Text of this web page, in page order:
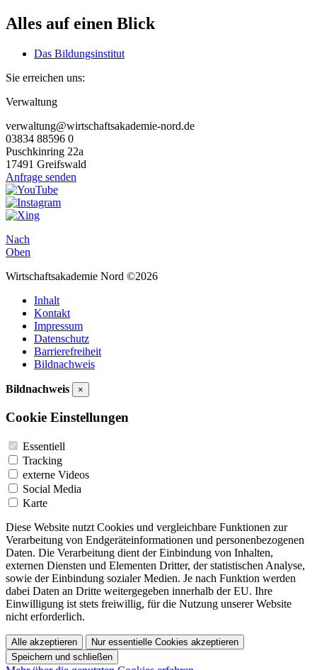
Alles auf einen Blick
Das Bildungsinstitut
Sie erreichen uns:
Verwaltung
verwaltung@wirtschaftsakademie-nord.de
03834 88596 0
Puschkinring 22a
17491 Greifswald
Anfrage senden
Nach
Oben
Wirtschaftsakademie Nord ©2026
Inhalt
Kontakt
Impressum
Datenschutz
Barrierefreiheit
Bildnachweis
Bildnachweis ×
Cookie Einstellungen
Essentiell
Tracking
externe Videos
Social Media
Karte
Diese Website nutzt Cookies und vergleichbare Funktionen zur
Verarbeitung von Endgeräteinformationen und personenbezogenen
Daten. Die Verarbeitung dient der Einbindung von Inhalten,
externen Diensten und Elementen Dritter, der statistischen Analyse,
sowie der Einbindung sozialer Medien. Je nach Funktion werden
dabei Daten an Dritte weitergegeben innerhalb der EU. Ihre
Einwilligung ist stets freiwillig, für die Nutzung unserer Website
nicht erforderlich.
Alle akzeptieren
Nur essentielle Cookies akzeptieren
Speichern und schließen